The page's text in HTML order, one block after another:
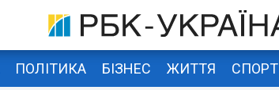
ПОЛІТИКА БІЗНЕС ЖИТТЯ СПОРТ